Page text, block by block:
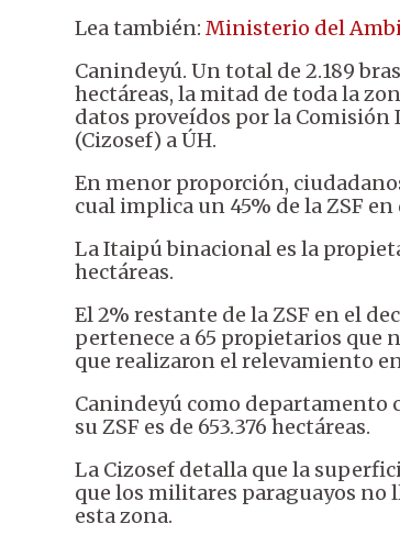
Lea también: Ministerio del
Canindeyú. Un total de 2.189
hectáreas, la mitad de toda la
datos proveídos por la
(Cizosef) a ÚH.
En menor proporción,
cual implica un 45% de la ZSF
La Itaipú binacional es la
hectáreas.
El 2% restante de la ZSF en el
pertenece a 65 propietarios que
que realizaron el relevamiento
Canindeyú como departamento
su ZSF es de 653.376 hectáreas.
La Cizosef detalla que la
que los militares paraguayos no
esta zona.